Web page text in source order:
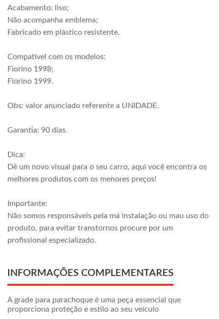
Acabamento: liso;
Não acompanha emblema;
Fabricado em plástico resistente.
Compatível com os modelos:
Fiorino 1998;
Fiorino 1999.
Obs: valor anunciado referente a UNIDADE.
Garantia: 90 dias.
Dica:
Dê um novo visual para o seu carro, aqui você encontra os
melhores produtos com os menores preços!
Importante:
Não somos responsáveis pela má instalação ou mau uso do
produto, para evitar transtornos procure por um
profissional especializado.
INFORMAÇÕES COMPLEMENTARES
A grade para parachoque é uma peça essencial que
proporciona proteção e estilo ao seu veículo